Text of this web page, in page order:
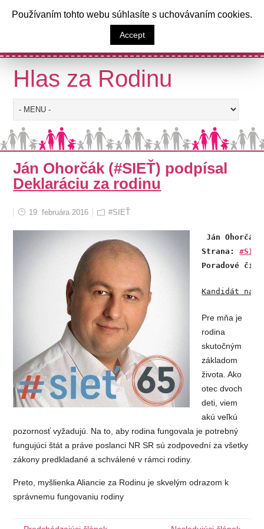
Výzva poslancom Národnej rady
Slovenskej republiky
Hlas za Rodinu
Ján Ohorčák (#SIEŤ) podpísal
Deklaráciu za rodinu
19. februára 2016 #SIEŤ
Ján Ohorčák
Strana: #SIEŤ
Poradové
Kandidát
Pre mňa je
rodina
skutočným
základom
života. Ako
otec dvoch
deti, viem
akú veľkú
pozornosť vyžadujú. Na to, aby rodina fungovala je potrebný
fungujúci štát a práve poslanci NR SR sú zodpovední za všetky
zákony predkladané a schválené v rámci rodiny.
Preto, myšlienka Aliancie za Rodinu je skvelým odrazom k
správnemu fungovaniu rodiny
Používaním tohto webu súhlasíte s uchovávaním cookies.
Accept